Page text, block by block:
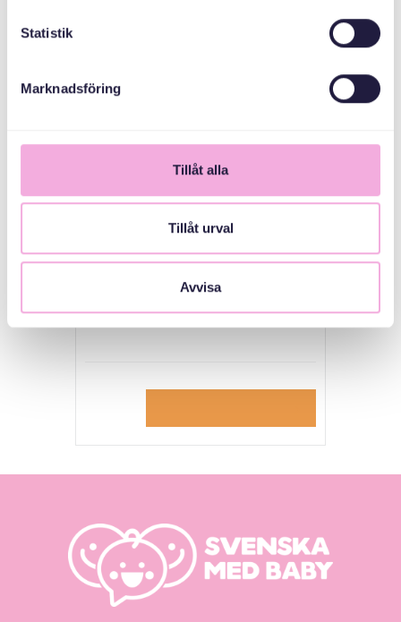
Statistik
Marknadsföring
Tillåt alla
Tillåt urval
Avvisa
ANMÄLAN TILL AKTIVITET
generationer möts
Gratis